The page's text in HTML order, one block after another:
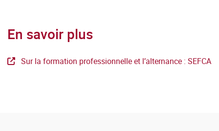
En savoir plus
Sur la formation professionnelle et l’alternance : SEFCA